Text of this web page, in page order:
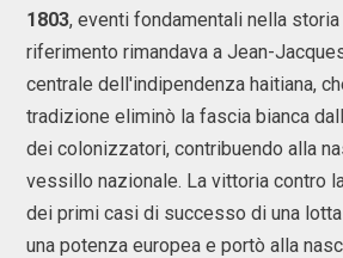
1803, eventi fondamentali nella
riferimento rimandava a Jean-
centrale dell'indipendenza haitiana,
tradizione eliminò la fascia bianca
dei colonizzatori, contribuendo alla
vessillo nazionale. La vittoria contro
dei primi casi di successo di una
una potenza europea e portò alla